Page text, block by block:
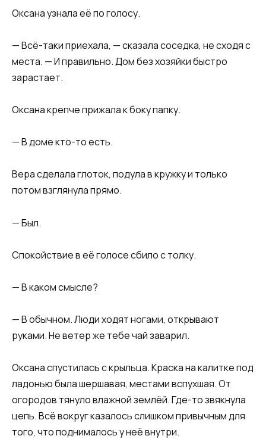
Оксана узнала её по голосу.
— Всё-таки приехала, — сказала соседка, не сходя с
места. — И правильно. Дом без хозяйки быстро
зарастает.
Оксана крепче прижала к боку папку.
— В доме кто-то есть.
Вера сделала глоток, подула в кружку и только
потом взглянула прямо.
— Был.
Спокойствие в её голосе сбило с толку.
— В каком смысле?
— В обычном. Люди ходят ногами, открывают
руками. Не ветер же тебе чай заварил.
Оксана спустилась с крыльца. Краска на калитке под
ладонью была шершавая, местами вспухшая. От
огородов тянуло влажной землёй. Где-то звякнула
цепь. Всё вокруг казалось слишком привычным для
того, что поднималось у неё внутри.